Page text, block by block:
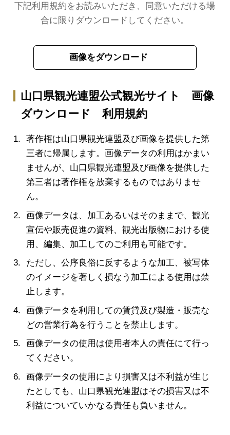
下記利用規約をお読みいただき、同意いただける場
合に限りダウンロードしてください。
画像をダウンロード
山口県観光連盟公式観光サイト 画像
ダウンロード 利用規約
著作権は山口県観光連盟及び画像を提供した第
三者に帰属します。画像データの利用はかまい
ませんが、山口県観光連盟及び画像を提供した
第三者は著作権を放棄するものではありませ
ん。
画像データは、加工あるいはそのままで、観光
宣伝や販売促進の資料、観光出版物における使
用、編集、加工してのご利用も可能です。
ただし、公序良俗に反するような加工、被写体
のイメージを著しく損なう加工による使用は禁
止します。
画像データを利用しての賃貸及び製造・販売な
どの営業行為を行うことを禁止します。
画像データの使用は使用者本人の責任にて行っ
てください。
画像データの使用により損害又は不利益が生じ
たとしても、山口県観光連盟はその損害又は不
利益についていかなる責任も負いません。